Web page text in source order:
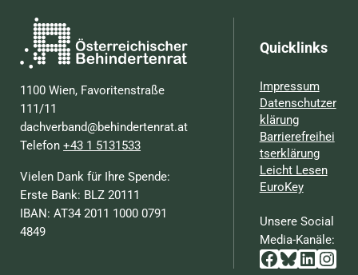
1100 Wien, Favoritenstraße
111/11
dachverband@behindertenrat.at
Telefon+43 1 5131533
Vielen Dank für Ihre Spende:
Erste Bank: BLZ 20111
IBAN: AT34 2011 1000 0791
4849
Quicklinks
Impressum
Datenschutzer
klärung
Barrierefreihei
tserklärung
Leicht Lesen
EuroKey
Unsere Social
Media-Kanäle:
Facebook
Bluesky